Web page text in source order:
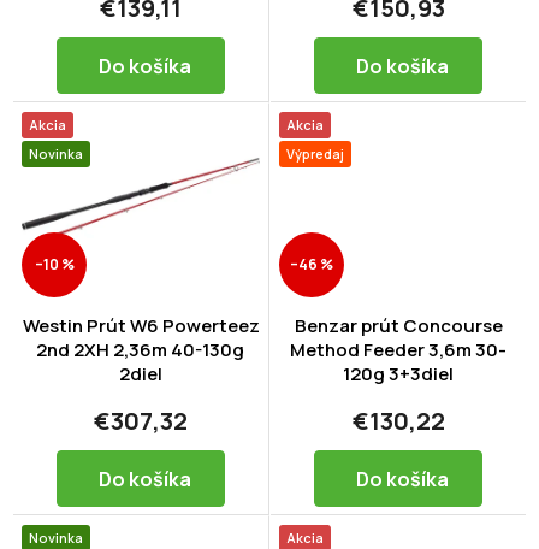
€139,11
Do košíka
€150,93
Do košíka
Akcia
Novinka
–10 %
Westin Prút W6 Powerteez
2nd 2XH 2,36m 40-130g
2diel
€307,32
Do košíka
Akcia
Výpredaj
–46 %
Benzar prút Concourse
Method Feeder 3,6m 30-
120g 3+3diel
€130,22
Do košíka
Novinka
Akcia